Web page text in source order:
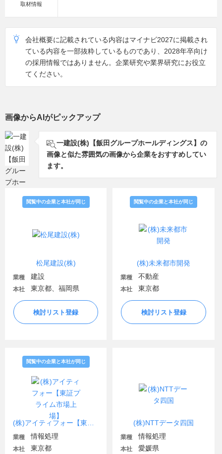
専門学校、神戸電子専門学校、新潟工科専門学校、水戸
日建工科専門学校、日本工学院専門学校、岡山科学技術
専門学校、大阪建設専門学校、九州電気専門学校、浅野
工学専門学校、福島県立テクノアカデミー郡山職業能力
等技術専門校、浜松技術専門校、田川高等技術専門校、
技術専門校、松本技術専門校、佐世保高等技術専門校、
北海道函館高等技術専門学院、札幌高等技術専門学院、
東北職業能力開発大学校
取材情報
会社概要に記載されている内容はマイナビ2027に掲載され
ている内容を一部抜粋しているものであり、2028年卒向け
の採用情報ではありません。企業研究や業界研究にお役立
てください。
画像からAIがピックアップ
一建設(株)【飯田グループホールディングス】の
画像と似た雰囲気の画像から企業をおすすめしてい
ます。
松尾建設(株)
閲覧中の企業と本社が同じ
業種 建設
本社 東京都、福岡県
検討リスト登録
(株)未来都市開発
閲覧中の企業と本社が同じ
業種 不動産
本社 東京都
検討リスト登録
閲覧中の企業と本社が同じ
業種 情報処理
本社 東京都
(株)NTTデータ四国
業種 情報処理
本社 愛媛県